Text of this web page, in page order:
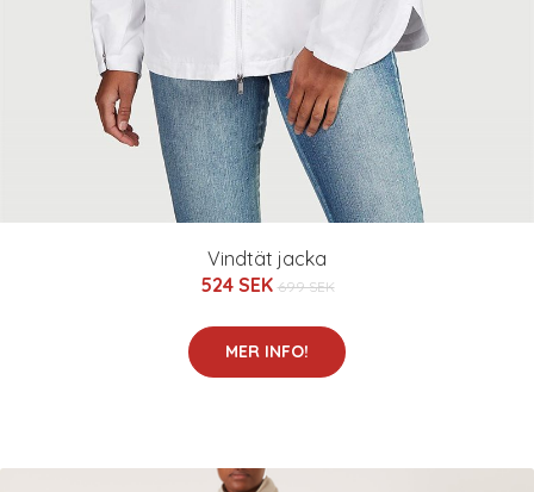
Vindtät jacka
524 SEK 699 SEK
MER INFO!